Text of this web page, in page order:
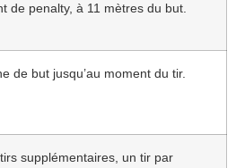
de penalty, à 11 mètres du but.
de but jusqu’au moment du tir.
supplémentaires, un tir par